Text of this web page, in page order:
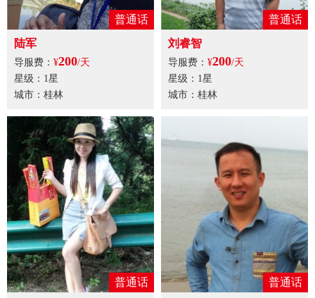
普通话
陆军
导服费： ¥200/天
星级：1星
城市：桂林
普通话
刘睿智
导服费： ¥200/天
星级：1星
城市：桂林
普通话
普通话